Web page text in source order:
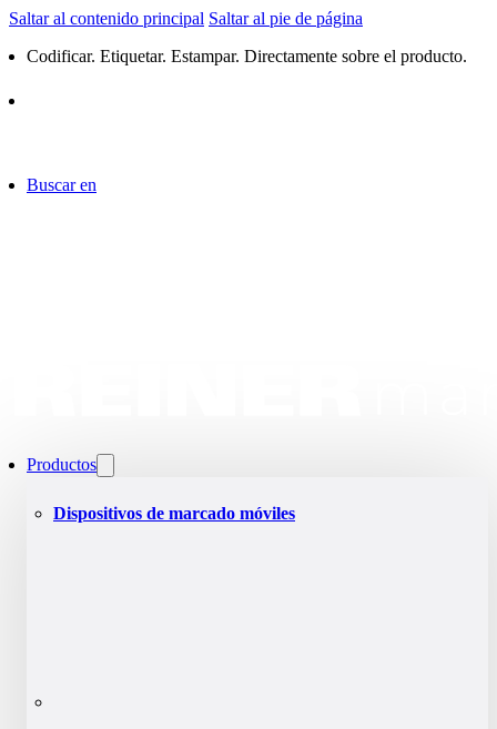
Saltar al contenido principal Saltar al pie de página
Codificar. Etiquetar. Estampar. Directamente sobre el producto.
Buscar en
Productos
Dispositivos de marcado móviles